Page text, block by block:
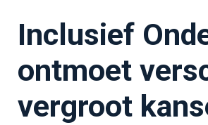
Inloggen
Account
Inclusief
ontmoet
vergroot